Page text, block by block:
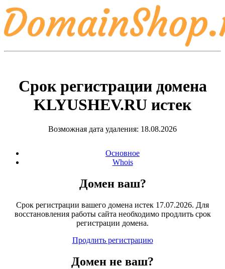
Срок регистрации домена
KLYUSHEV.RU истек
Возможная дата удаления: 18.08.2026
Основное
Whois
Домен ваш?
Срок регистрации вашего домена истек 17.07.2026. Для
восстановления работы сайта необходимо продлить срок
регистрации домена.
Продлить регистрацию
Домен не ваш?